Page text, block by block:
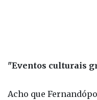
"Eventos culturais
Acho que